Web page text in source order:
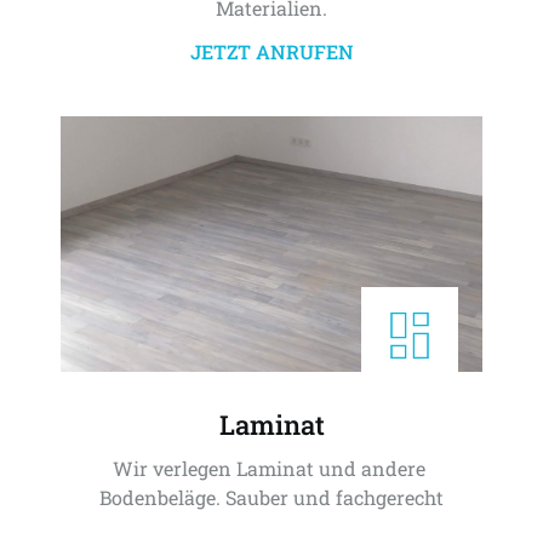
Materialien.
JETZT ANRUFEN
Laminat
Wir verlegen Laminat und andere
Bodenbeläge. Sauber und fachgerecht